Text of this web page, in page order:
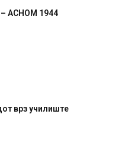
– АСНОМ 1944
на